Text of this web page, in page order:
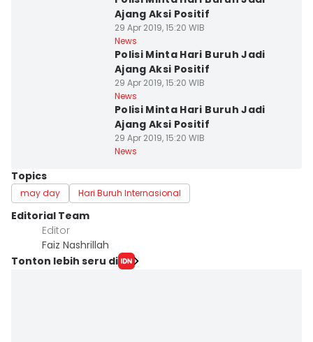
Ajang Aksi Positif
29 Apr 2019, 15:20 WIB
News
Polisi Minta Hari Buruh Jadi
Ajang Aksi Positif
29 Apr 2019, 15:20 WIB
News
Polisi Minta Hari Buruh Jadi
Ajang Aksi Positif
29 Apr 2019, 15:20 WIB
News
Topics
may day Hari Buruh Internasional
Editorial Team
Editor
Faiz Nashrillah
Tonton lebih seru di